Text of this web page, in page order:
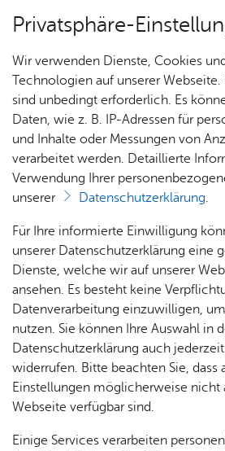
Heute
Alle Ter­mi­ne
Ter­min spei­chern
Vor­le­sen
ckungs­rei­se
Don­ners­tag, 27. Au­gust 2026 ,
Uhr
Als Zeppeliner und
überlegen wir, wie ein Zeppelin
Privatsphäre-
Wir verwenden Dienste, Cookies
Technologien auf unserer
sind unbedingt erforderlich. Es
Daten, wie z. B. IP-Adressen für
und Inhalte oder Messungen von
verarbeitet werden. Detaillierte
Verwendung Ihrer
unserer
Datenschutzerklärung.
Für Ihre informierte Einwilligung
unserer Datenschutzerklärung eine
Dienste, welche wir auf unserer
ansehen. Es besteht keine
Datenverarbeitung einzuwilligen,
nutzen. Sie können Ihre Auswahl in
Datenschutzerklärung auch
widerrufen. Bitte beachten Sie, dass
Einstellungen möglicherweise nicht
Webseite verfügbar sind.
Einige Services verarbeiten